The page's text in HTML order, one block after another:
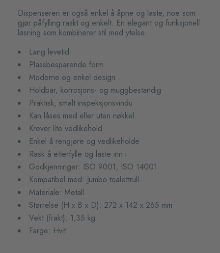
Dispenseren er også enkel å åpne og laste, noe som
gjør påfylling raskt og enkelt. En elegant og funksjonell
løsning som kombinerer stil med ytelse.
Lang levetid
Plassbesparende form
Moderne og enkel design
Holdbar, korrosjons- og muggbestandig
Praktisk, smalt inspeksjonsvindu
Kan låses med eller uten nøkkel
Krever lite vedlikehold
Enkel å rengjøre og vedlikeholde
Rask å etterfylle og laste inn i
Godkjenninger: ISO 9001, ISO 14001
Kompatibel med: Jumbo toalettrull
Materiale: Metall
Størrelse (H x B x D): 272 x 142 x 265 mm
Vekt (frakt): 1,35 kg
Farge: Hvit